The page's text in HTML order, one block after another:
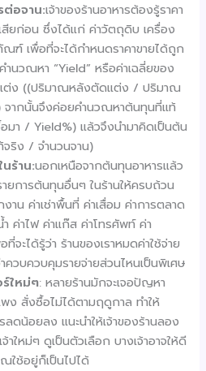
อจาน:เจ้าของร้านอาหารต้องรู้ราคา
สียก่อน ซึ่งได้แก่ ค่าวัตถุดิบ เครื่อง
ฑ์ เพื่อที่จะได้กำหนดราคาขายได้ถูก
ำนวณหา “Yield” หรือค่าเฉลี่ยของ
ต่ง ((ปริมาณหลังตัดแต่ง / ปริมาณ
ากนั้นจึงค่อยคำนวณหาต้นทุนที่แท้
มา / Yield%) แล้วจึงนำมาคิดเป็นต้น
ริง / จำนวนจาน)
ร้าน:นอกเหนือจากต้นทุนอาหารแล้ว
ยการต้นทุนอื่นๆ ในร้านให้ครบถ้วน
งาน ค่าเช่าพื้นที่ ค่าเสื่อม ค่าการตลาด
ำ ค่าไฟ ค่าแก๊ส ค่าโทรศัพท์ ค่า
จะได้รู้ว่า ร้านของเราหมดค่าใช้จ่าย
ควบควบคุมรายจ่ายส่วนไหนเป็นพิเศษ
ใหม่ๆ: หลายร้านมักจะเจอปัญหา
ง สั่งซื้อไม่ได้ตามฤดูกาล ทำให้
ดน้อยลง แนะนำให้เจ้าของร้านลอง
าใหม่ๆ ดูเป็นตัวเลือก บางเจ้าอาจให้ดี
ใช้อยู่ก็เป็นไปได้